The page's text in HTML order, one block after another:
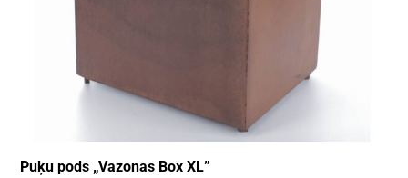
Puķu pods „Vazonas Box XL”